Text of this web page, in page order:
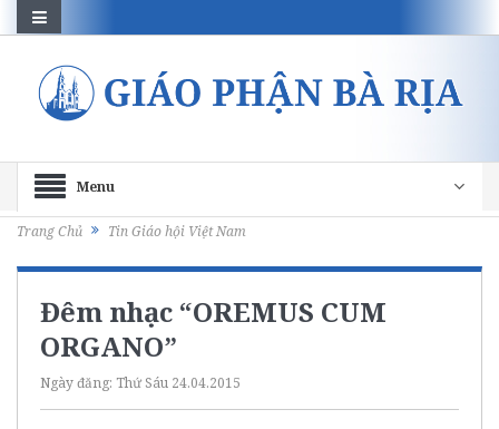
Menu
Trang Chủ Tin Giáo hội Việt Nam
Đêm nhạc “OREMUS CUM
ORGANO”
Ngày đăng: Thứ Sáu 24.04.2015